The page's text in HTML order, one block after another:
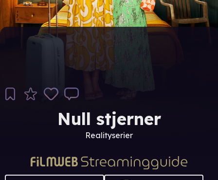
Null stjerner
Realityserier